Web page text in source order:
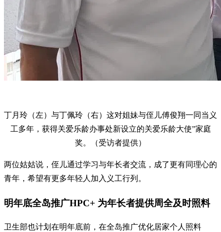
丁月玲（左）与丁佩玲（右）这对姐妹与侄儿傅俊翔一同当义
工多年，获得关爱乐龄办事处新设立的关爱乐龄大使”家庭
奖。（受访者提供）
两位姑姑说，侄儿通过学习与年长者交流，成了更有同理心的
青年，希望有更多年轻人加入义工行列。
明年底全岛推广HPC+ 为年长者提供周全及时照料
卫生部也计划在明年底前，在全岛推广优化居家个人照料